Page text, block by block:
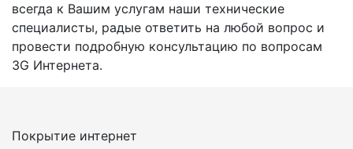
всегда к Вашим услугам наши технические
специалисты, радые ответить на любой вопрос и
провести подробную консультацию по вопросам
3G Интернета.
Покрытие интернет